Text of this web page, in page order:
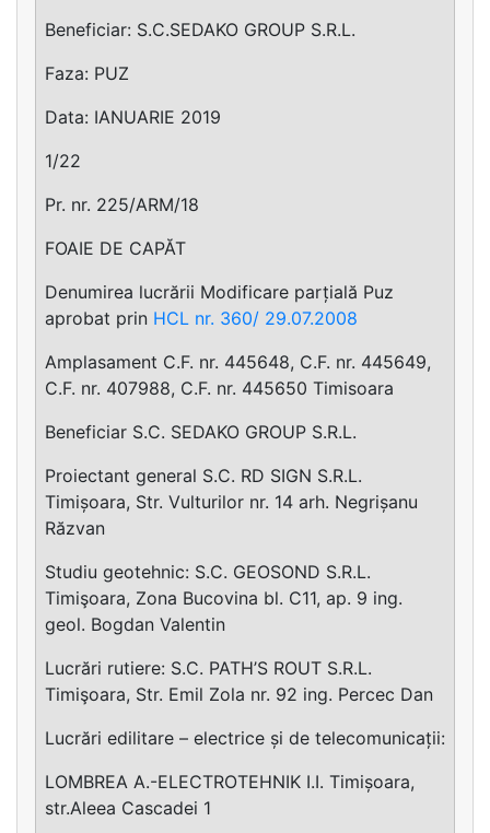
Beneficiar: S.C.SEDAKO GROUP S.R.L.
Faza: PUZ
Data: IANUARIE 2019
1/22
Pr. nr. 225/ARM/18
FOAIE DE CAPĂT
Denumirea lucrării Modificare parțială Puz
aprobat prin HCL nr. 360/ 29.07.2008
Amplasament C.F. nr. 445648, C.F. nr. 445649,
C.F. nr. 407988, C.F. nr. 445650 Timisoara
Beneficiar S.C. SEDAKO GROUP S.R.L.
Proiectant general S.C. RD SIGN S.R.L.
Timișoara, Str. Vulturilor nr. 14 arh. Negrișanu
Răzvan
Studiu geotehnic: S.C. GEOSOND S.R.L.
Timişoara, Zona Bucovina bl. C11, ap. 9 ing.
geol. Bogdan Valentin
Lucrări rutiere: S.C. PATH’S ROUT S.R.L.
Timişoara, Str. Emil Zola nr. 92 ing. Percec Dan
Lucrări edilitare – electrice și de telecomunicații:
LOMBREA A.-ELECTROTEHNIK I.I. Timișoara,
str.Aleea Cascadei 1